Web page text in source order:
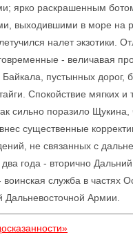
ярко раскрашенным
выходившими в море на
налет экзотики.
- величавая
Байкала, пустынных дорог,
Спокойствие мягких и
сильно поразило Щукина,
существенные
не связанных с
года - вторично
служба в частях
Дальневосточной Армии.